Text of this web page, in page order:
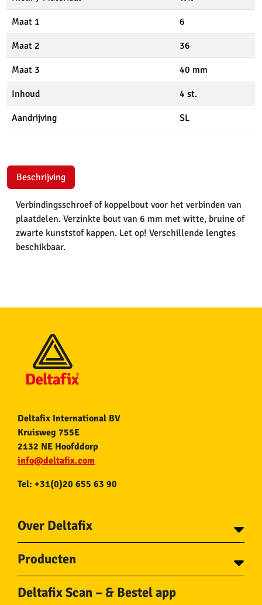
Maat 1 6
Maat 2 36
Maat 3 40 mm
Inhoud 4 st.
Aandrijving SL
Beschrijving
Verbindingsschroef of koppelbout voor het verbinden van
plaatdelen. Verzinkte bout van 6 mm met witte, bruine of
zwarte kunststof kappen. Let op! Verschillende lengtes
beschikbaar.
Deltafix International BV
Kruisweg 755E
2132 NE Hoofddorp
info@deltafix.com
Tel: +31(0)20 655 63 90
Over Deltafix
Voor gemeentes
Over Deltafix
Producten
Schroeven
Ketting en Toebehoren
Deltafix Scan – & Bestel app